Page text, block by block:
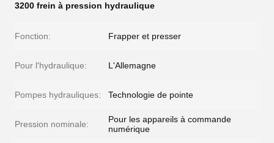
3200 frein à pression hydraulique
Fonction: Frapper et presser
Pour l'hydraulique: L'Allemagne
Pompes hydrauliques: Technologie de pointe
Pression nominale:
Pour les appareils à commande
numérique